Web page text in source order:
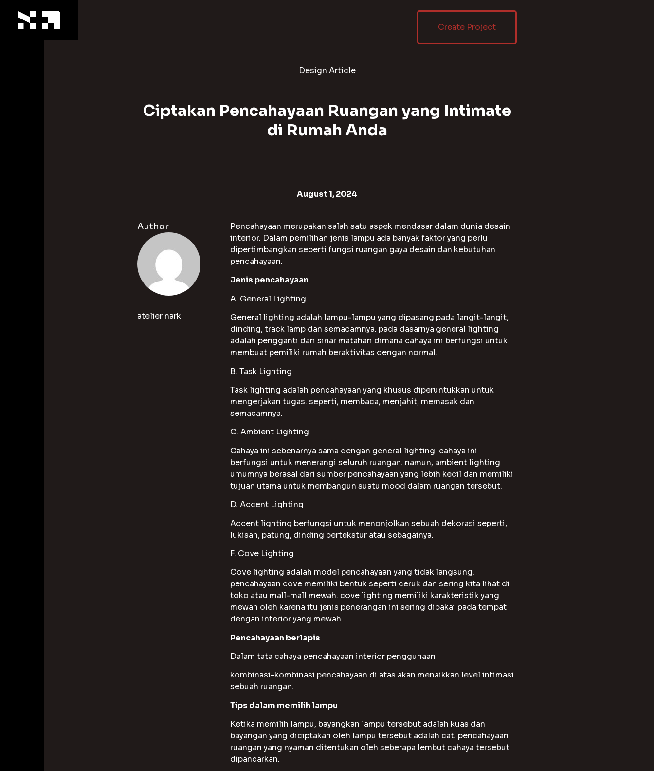
Create Project
Design Article
Ciptakan Pencahayaan Ruangan yang Intimate
di Rumah Anda
August 1, 2024
Author
atelier nark
Pencahayaan merupakan salah satu aspek mendasar dalam dunia desain
interior. Dalam pemilihan jenis lampu ada banyak faktor yang perlu
dipertimbangkan seperti fungsi ruangan gaya desain dan kebutuhan
pencahayaan.
Jenis pencahayaan
A. General Lighting
General lighting adalah lampu-lampu yang dipasang pada langit-langit,
dinding, track lamp dan semacamnya. pada dasarnya general lighting
adalah pengganti dari sinar matahari dimana cahaya ini berfungsi untuk
membuat pemiliki rumah beraktivitas dengan normal.
B. Task Lighting
Task lighting adalah pencahayaan yang khusus diperuntukkan untuk
mengerjakan tugas. seperti, membaca, menjahit, memasak dan
semacamnya.
C. Ambient Lighting
Cahaya ini sebenarnya sama dengan general lighting. cahaya ini
berfungsi untuk menerangi seluruh ruangan. namun, ambient lighting
umumnya berasal dari sumber pencahayaan yang lebih kecil dan memiliki
tujuan utama untuk membangun suatu mood dalam ruangan tersebut.
D. Accent Lighting
Accent lighting berfungsi untuk menonjolkan sebuah dekorasi seperti,
lukisan, patung, dinding bertekstur atau sebagainya.
F. Cove Lighting
Cove lighting adalah model pencahayaan yang tidak langsung.
pencahayaan cove memiliki bentuk seperti ceruk dan sering kita lihat di
toko atau mall-mall mewah. cove lighting memiliki karakteristik yang
mewah oleh karena itu jenis penerangan ini sering dipakai pada tempat
dengan interior yang mewah.
Pencahayaan berlapis
Dalam tata cahaya pencahayaan interior penggunaan
kombinasi-kombinasi pencahayaan di atas akan menaikkan level intimasi
sebuah ruangan.
Tips dalam memilih lampu
Ketika memilih lampu, bayangkan lampu tersebut adalah kuas dan
bayangan yang diciptakan oleh lampu tersebut adalah cat. pencahayaan
ruangan yang nyaman ditentukan oleh seberapa lembut cahaya tersebut
dipancarkan.